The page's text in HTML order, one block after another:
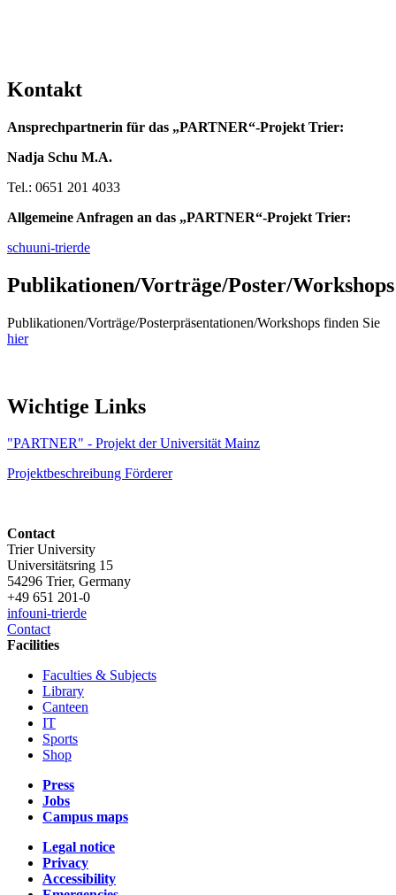
Kontakt
Ansprechpartnerin für das „PARTNER“-Projekt Trier:
Nadja Schu M.A.
Tel.: 0651 201 4033
Allgemeine Anfragen an das „PARTNER“-Projekt Trier:
schuuni-trierde
Publikationen/Vorträge/Poster/Workshops
Publikationen/Vorträge/Posterpräsentationen/Workshops finden Sie
hier
Wichtige Links
"PARTNER" - Projekt der Universität Mainz
Projektbeschreibung Förderer
Contact
Trier University
Universitätsring 15
54296 Trier, Germany
+49 651 201-0
infouni-trierde
Contact
Facilities
Faculties & Subjects
Library
Canteen
IT
Sports
Shop
Press
Jobs
Campus maps
Legal notice
Privacy
Accessibility